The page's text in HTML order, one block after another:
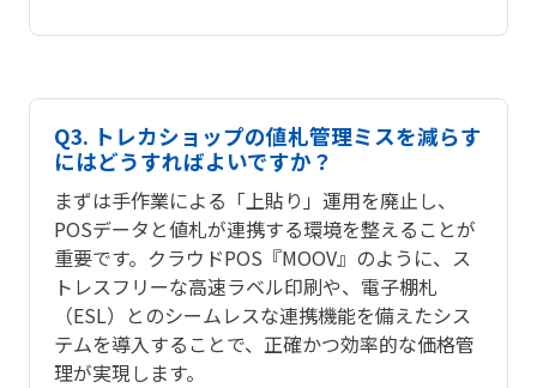
Q3. トレカショップの値札管理ミスを減らす
にはどうすればよいですか？
まずは手作業による「上貼り」運用を廃止し、
POSデータと値札が連携する環境を整えることが
重要です。クラウドPOS『MOOV』のように、ス
トレスフリーな高速ラベル印刷や、電子棚札
（ESL）とのシームレスな連携機能を備えたシス
テムを導入することで、正確かつ効率的な価格管
理が実現します。